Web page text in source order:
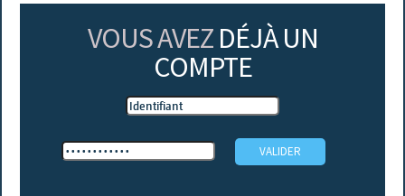
VOUS AVEZ DÉJÀ UN
COMPTE